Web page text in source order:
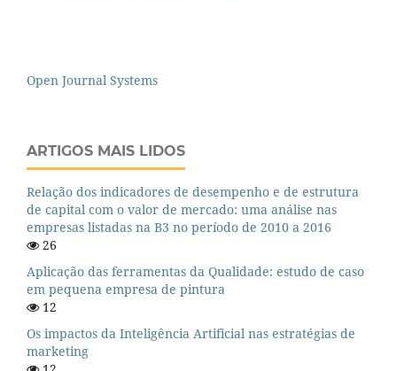
Open Journal Systems
ARTIGOS MAIS LIDOS
Relação dos indicadores de desempenho e de estrutura
de capital com o valor de mercado: uma análise nas
empresas listadas na B3 no período de 2010 a 2016
26
Aplicação das ferramentas da Qualidade: estudo de caso
em pequena empresa de pintura
12
Os impactos da Inteligência Artificial nas estratégias de
marketing